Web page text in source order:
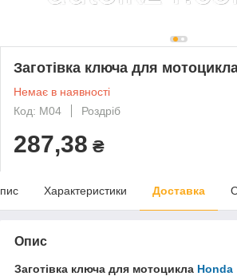
Заготівка ключа для
Немає в наявності
Код: M04
Роздріб
287,38 ₴
Характеристики Доставка
Опис
Заготівка ключа для мотоцикла Honda